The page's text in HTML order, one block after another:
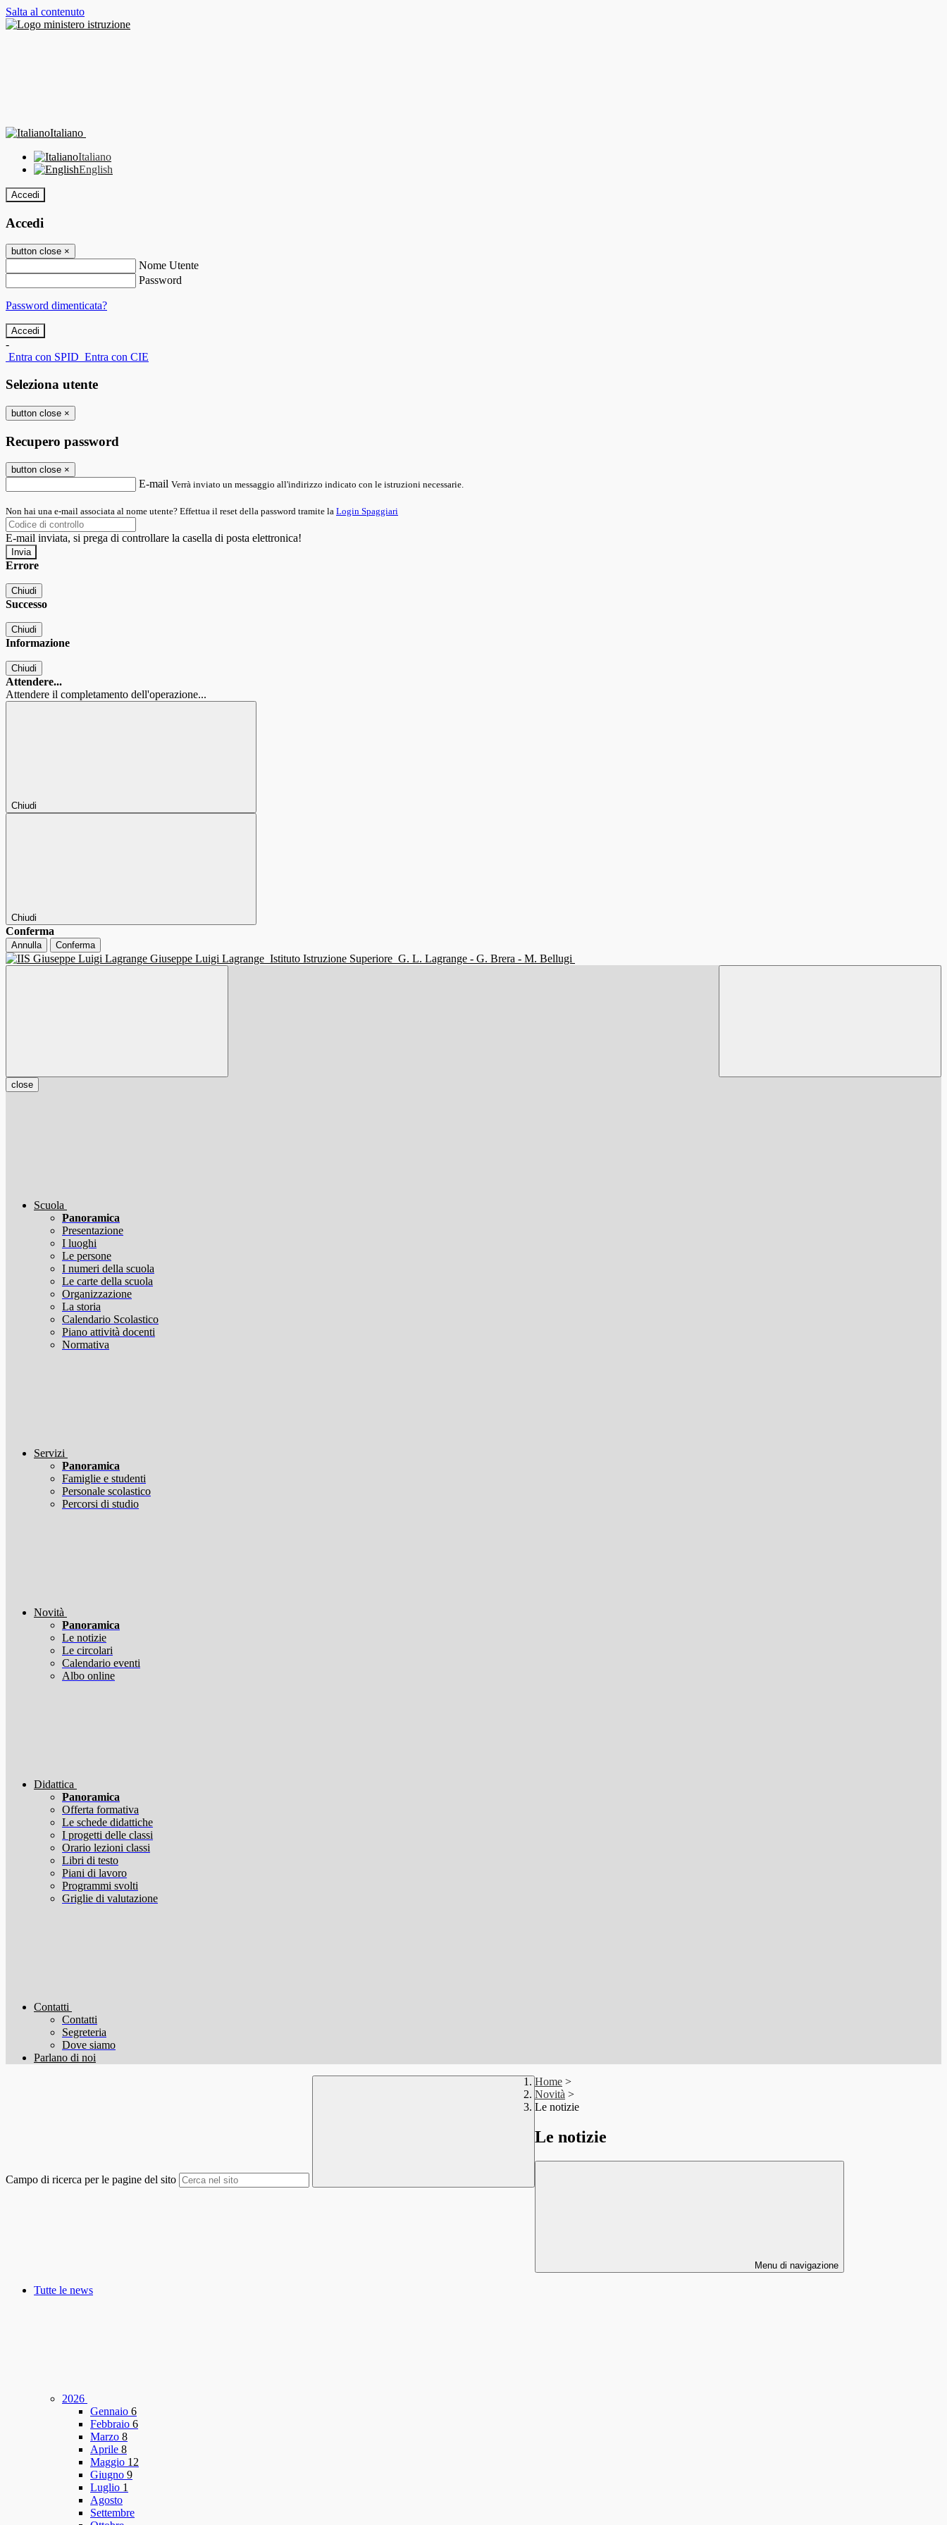
Salta al contenuto
Italiano
Italiano
English
Accedi
Accedi
button close ×
Nome Utente
Password
Password dimenticata?
-
Entra con SPID Entra con CIE
Seleziona utente
button close ×
Recupero password
button close ×
E-mail Verrà inviato un messaggio all'indirizzo indicato con le istruzioni necessarie.
Non hai una e-mail associata al nome utente? Effettua il reset della password tramite la Login Spaggiari
E-mail inviata, si prega di controllare la casella di posta elettronica!
Errore
Chiudi
Successo
Chiudi
Informazione
Chiudi
Attendere...
Attendere il completamento dell'operazione...
Chiudi
Chiudi
Conferma
Annulla Conferma
Giuseppe Luigi Lagrange Istituto Istruzione Superiore G. L. Lagrange - G. Brera - M. Bellugi
close
Scuola
Panoramica
Presentazione
I luoghi
Le persone
I numeri della scuola
Le carte della scuola
Organizzazione
La storia
Calendario Scolastico
Piano attività docenti
Normativa
Servizi
Panoramica
Famiglie e studenti
Personale scolastico
Percorsi di studio
Novità
Panoramica
Le notizie
Le circolari
Calendario eventi
Albo online
Didattica
Panoramica
Offerta formativa
Le schede didattiche
I progetti delle classi
Orario lezioni classi
Libri di testo
Piani di lavoro
Programmi svolti
Griglie di valutazione
Contatti
Contatti
Segreteria
Dove siamo
Parlano di noi
Campo di ricerca per le pagine del sito
Home >
Novità >
Le notizie
Le notizie
Menu di navigazione
Tutte le news
2026
Gennaio 6
Febbraio 6
Marzo 8
Aprile 8
Maggio 12
Giugno 9
Luglio 1
Agosto
Settembre